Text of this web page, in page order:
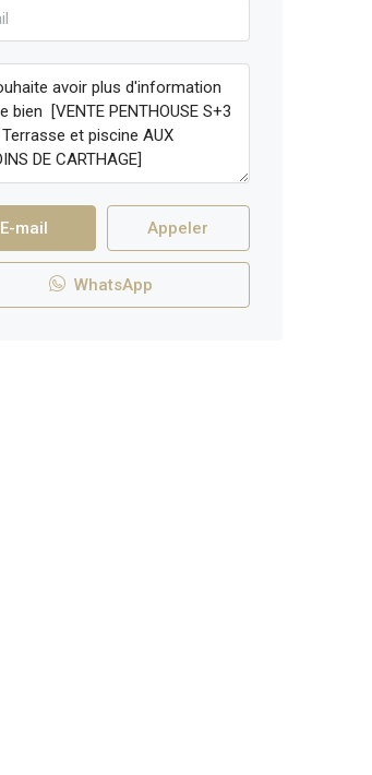
E-mail Appeler
WhatsApp